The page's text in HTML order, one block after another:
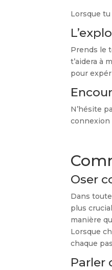
Lorsque
Prends le
t’aidera à
pour
N’hésite
connexion
Oser
Dans
plus
manière
Lorsque
chaque
Parler